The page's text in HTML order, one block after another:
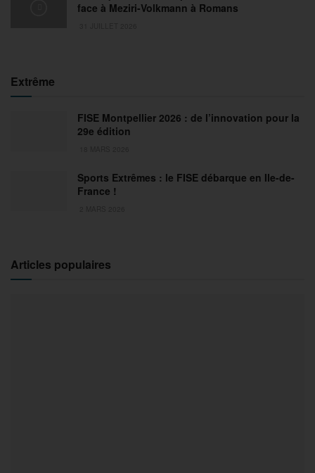
face à Meziri-Volkmann à Romans
Extrême
FISE Montpellier 2026 : de l’innovation pour la
29e édition
Sports Extrêmes : le FISE débarque en Ile-de-
France !
Articles populaires